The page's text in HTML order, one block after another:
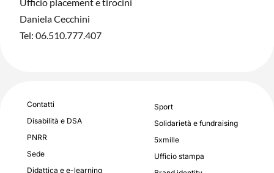
Ufficio placement e tirocini
Daniela Cecchini
Tel: 06.510.777.407
Contatti
Disabilità e DSA
PNRR
Sede
Didattica e e-learning
Sport
Solidarietà e fundraising
5xmille
Ufficio stampa